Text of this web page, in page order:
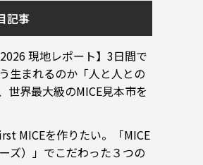
記事
現地レポート】3日間で
生まれるのか「人と人との
世界最大級のMICE見本市を
MICEを作りたい。「MICE
ズ）」でこだわった３つの